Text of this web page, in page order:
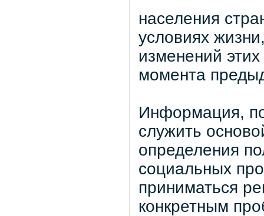
населения
условиях
изменений
момента
Информация,
служить
определения
социальных
приниматься
конкретным